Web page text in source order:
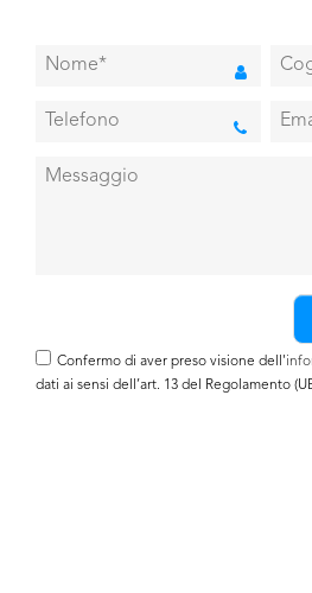
Confermo di aver preso visione dell'
dati ai sensi dell’art. 13 del Regolamento